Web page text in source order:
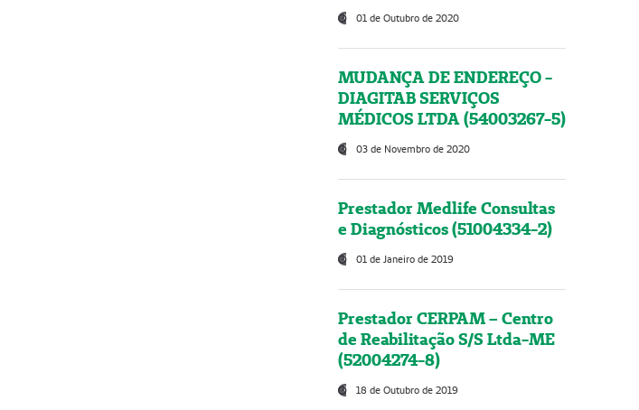
01 de Outubro de 2020
MUDANÇA DE ENDEREÇO -
DIAGITAB SERVIÇOS
MÉDICOS LTDA (54003267-5)
03 de Novembro de 2020
Prestador Medlife Consultas
e Diagnósticos (51004334-2)
01 de Janeiro de 2019
Prestador CERPAM – Centro
de Reabilitação S/S Ltda-ME
(52004274-8)
18 de Outubro de 2019